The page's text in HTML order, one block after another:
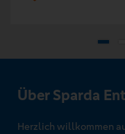
Über Sparda
Herzlich willkommen